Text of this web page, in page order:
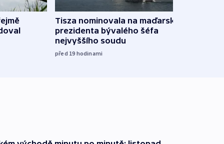
Tisza nominovala na maďarského
prezidenta bývalého šéfa
nejvyššího soudu
před 19 hodinami